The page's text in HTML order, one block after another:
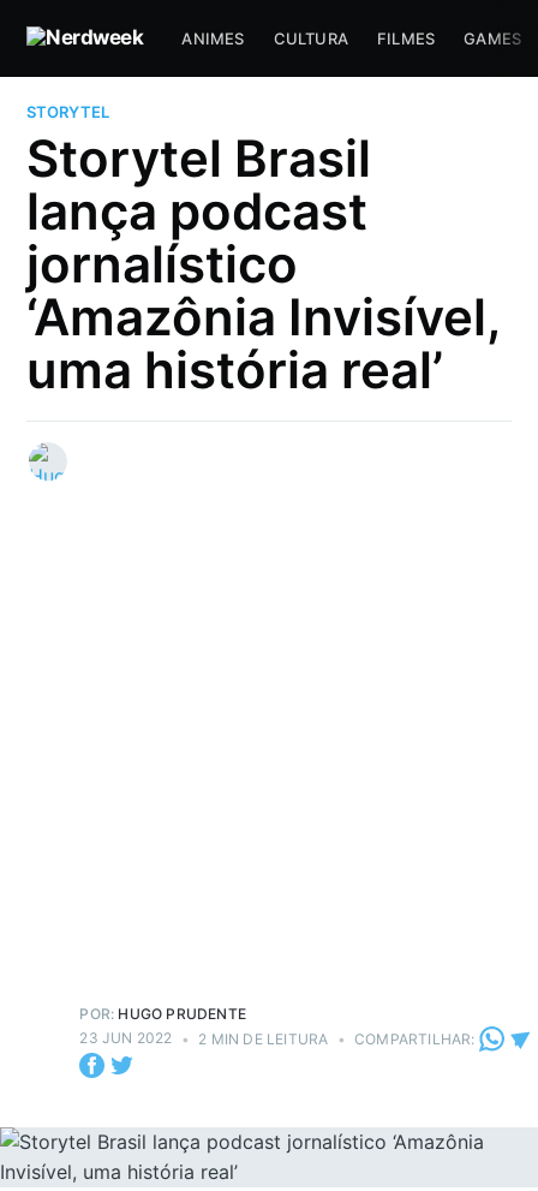
ANIMES CULTURA FILMES GAMES
STORYTEL
Storytel Brasil
lança podcast
jornalístico
‘Amazônia Invisível,
uma história real’
POR: HUGO PRUDENTE
23 JUN 2022 • 2 MIN DE LEITURA • COMPARTILHAR: